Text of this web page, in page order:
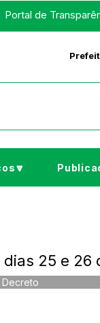
Portal de
25 e 26
Decreto